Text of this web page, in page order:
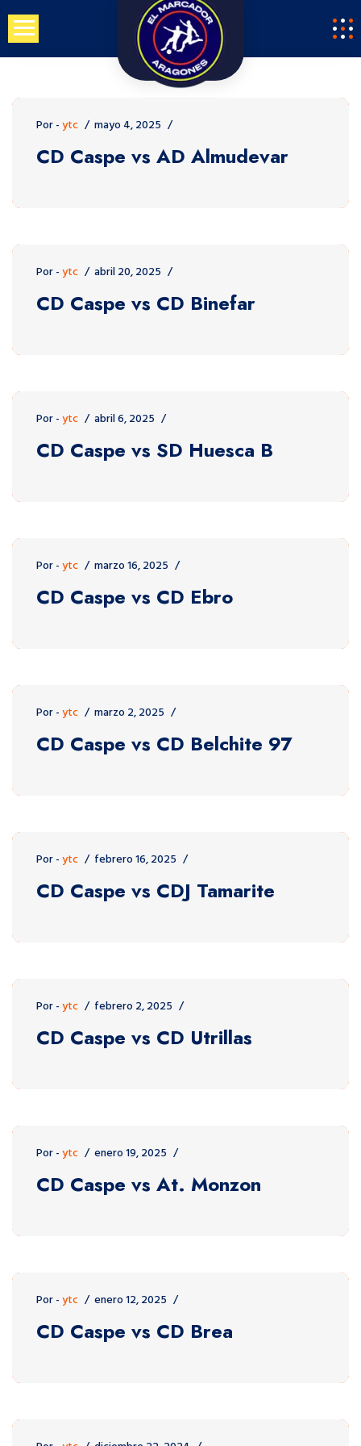
Saltar
contenido
Por -ytc mayo 4, 2025
CD Caspe vs AD Almudevar
Por -ytc abril 20, 2025
CD Caspe vs CD Binefar
Por -ytc abril 6, 2025
CD Caspe vs SD Huesca B
Por -ytc marzo 16, 2025
CD Caspe vs CD Ebro
Por -ytc marzo 2, 2025
CD Caspe vs CD Belchite 97
Por -ytc febrero 16, 2025
CD Caspe vs CDJ Tamarite
Por -ytc febrero 2, 2025
CD Caspe vs CD Utrillas
Por -ytc enero 19, 2025
CD Caspe vs At. Monzon
Por -ytc enero 12, 2025
CD Caspe vs CD Brea